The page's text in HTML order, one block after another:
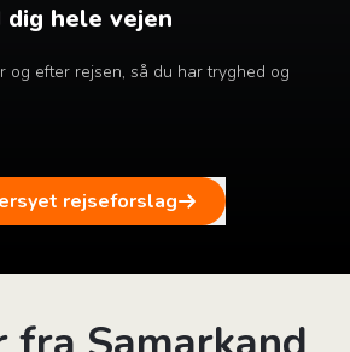
dig hele vejen
og efter rejsen, så du har tryghed og
rejseforslag